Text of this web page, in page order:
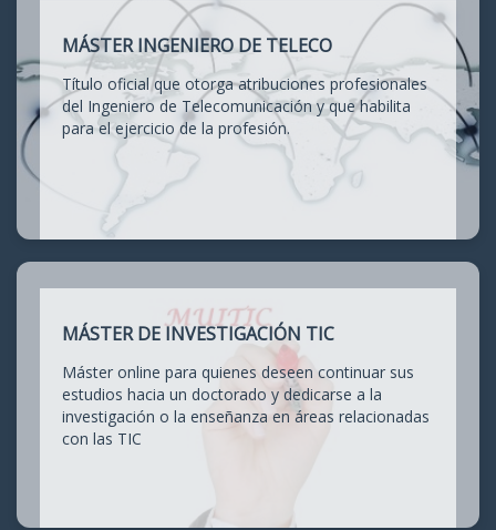
MÁSTER INGENIERO DE TELECO
Título oficial que otorga atribuciones profesionales
del Ingeniero de Telecomunicación y que habilita
para el ejercicio de la profesión.
MÁSTER DE INVESTIGACIÓN TIC
Máster online para quienes deseen continuar sus
estudios hacia un doctorado y dedicarse a la
investigación o la enseñanza en áreas relacionadas
con las TIC